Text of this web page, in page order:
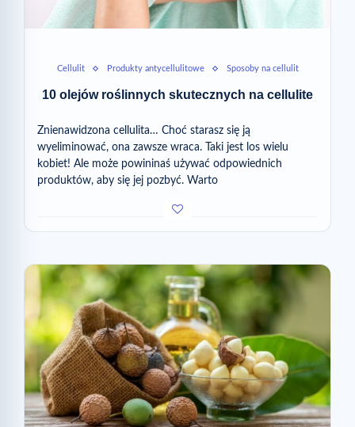
Cellulit Produkty antycellulitowe Sposoby na cellulit
10 olejów roślinnych skutecznych na cellulite
Znienawidzona cellulita… Choć starasz się ją
wyeliminować, ona zawsze wraca. Taki jest los wielu
kobiet! Ale może powininaś używać odpowiednich
produktów, aby się jej pozbyć. Warto